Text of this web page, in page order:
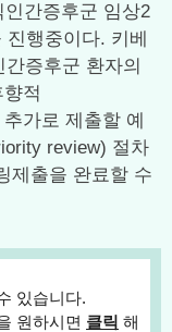
간증후군 임상2
행중이다. 키베
증후군 환자의
적
가로 제출할 예
review) 절차
제출을 완료할 수
있습니다.
원하시면 클릭 해